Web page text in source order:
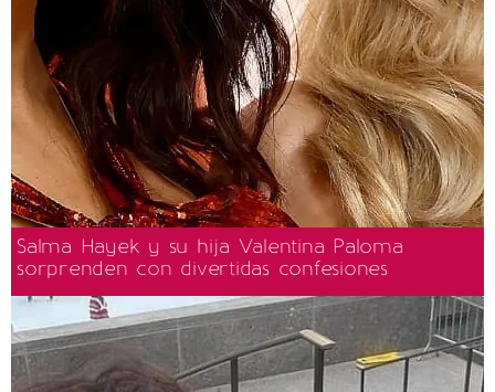
Salma Hayek y su hija Valentina Paloma
sorprenden con divertidas confesiones